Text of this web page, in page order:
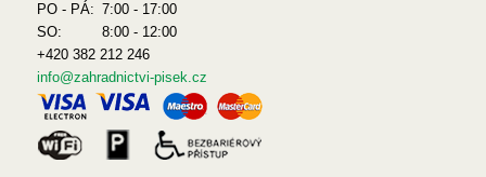
PO - PÁ: 7:00 - 17:00
SO:
8:00 - 12:00
+420 382 212 246
info@zahradnictvi-pisek.cz